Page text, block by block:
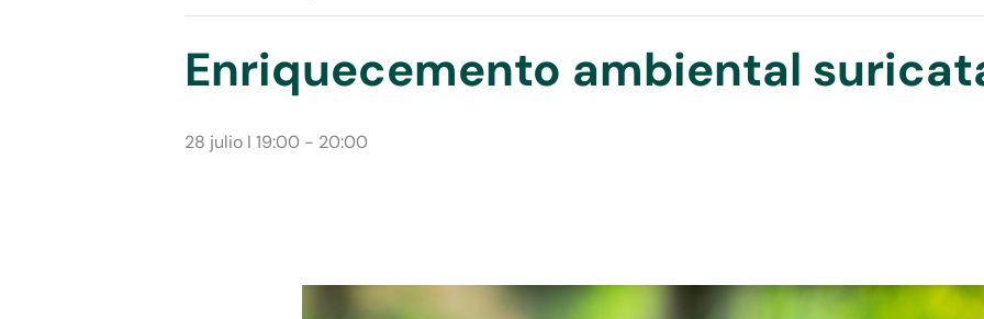
Enriquecemento ambiental
28 julio I 19:00 - 20:00